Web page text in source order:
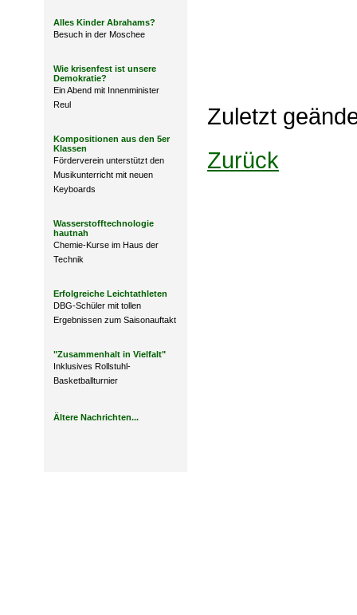
Alles Kinder Abrahams?
Besuch in der Moschee
Wie krisenfest ist unsere
Demokratie?
Ein Abend mit Innenminister
Reul
Kompositionen aus den 5er
Klassen
Förderverein unterstützt den
Musikunterricht mit neuen
Keyboards
Wasserstofftechnologie
hautnah
Chemie-Kurse im Haus der
Technik
Erfolgreiche Leichtathleten
DBG-Schüler mit tollen
Ergebnissen zum Saisonauftakt
"Zusammenhalt in Vielfalt"
Inklusives Rollstuhl-
Basketballturnier
Ältere Nachrichten...
Zuletzt
Zurück